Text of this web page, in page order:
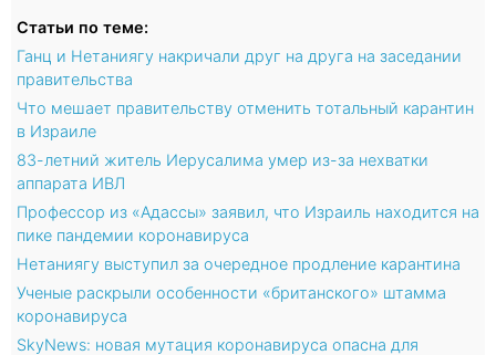
Статьи по теме:
Ганц и Нетаниягу накричали друг на друга на заседании
правительства
Что мешает правительству отменить тотальный карантин
в Израиле
83-летний житель Иерусалима умер из-за нехватки
аппарата ИВЛ
Профессор из «Адассы» заявил, что Израиль находится на
пике пандемии коронавируса
Нетаниягу выступил за очередное продление карантина
Ученые раскрыли особенности «британского» штамма
коронавируса
SkyNews: новая мутация коронавируса опасна для